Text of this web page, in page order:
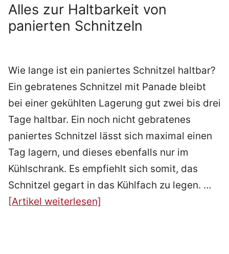
Alles zur Haltbarkeit von
panierten Schnitzeln
Wie lange ist ein paniertes Schnitzel haltbar?
Ein gebratenes Schnitzel mit Panade bleibt
bei einer gekühlten Lagerung gut zwei bis drei
Tage haltbar. Ein noch nicht gebratenes
paniertes Schnitzel lässt sich maximal einen
Tag lagern, und dieses ebenfalls nur im
Kühlschrank. Es empfiehlt sich somit, das
Schnitzel gegart in das Kühlfach zu legen. …
[Artikel weiterlesen]